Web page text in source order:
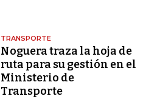
TRANSPORTE
Noguera traza la hoja de
ruta para su gestión en el
Ministerio de
Transporte